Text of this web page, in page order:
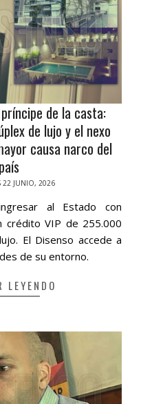
de la casta:
de lujo y el nexo
causa narco del
país
22 JUNIO, 2026
al Estado con
crédito VIP de 255.000
El Disenso accede a
de su entorno.
LEYENDO